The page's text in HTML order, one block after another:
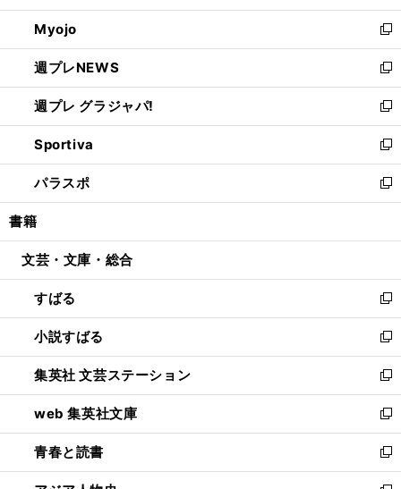
開
く
ウ
で
開
く
ン
ド
ウ
で
開
く
ウ
ィ
ン
ド
ウ
で
開
く
Myojo
新
し
い
ウ
ィ
ン
ド
ウ
で
開
週プレNEWS
新
し
い
ウ
ィ
ン
ド
ウ
開
週プレ グラジャパ!
新
し
い
ウ
ィ
ン
ウ
開
く
Sportiva
新
し
い
ウ
ン
ウ
で
開
く
パラスポ
新
し
ウ
ン
ド
ウ
で
開
く
書籍
文芸・文庫・総合
すばる
新
し
い
ウ
ィ
ン
ド
ウ
で
開
小説すばる
新
し
い
ウ
ィ
ン
ド
ウ
集英社 文芸ステーション
新
し
い
ウ
ィ
ン
web 集英社文庫
新
し
い
ウ
青春と読書
新
し